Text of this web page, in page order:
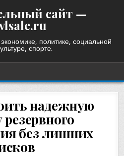
сайт —
политике, социальной
спорте.
надежную
без лишних